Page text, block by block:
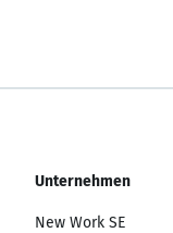
Unternehmen
New Work SE